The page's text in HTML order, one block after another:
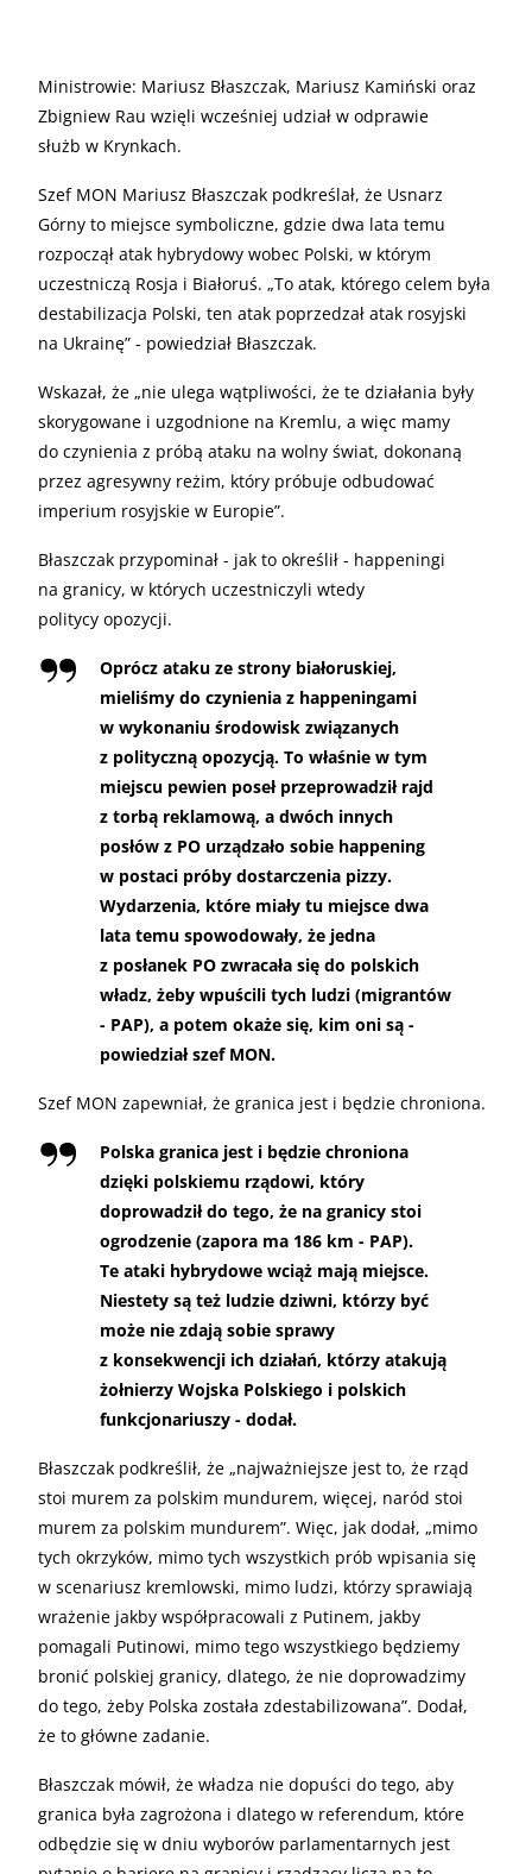
Ministrowie: Mariusz Błaszczak, Mariusz Kamiński oraz
Zbigniew Rau wzięli wcześniej udział w odprawie
służb w Krynkach.
Szef MON Mariusz Błaszczak podkreślał, że Usnarz
Górny to miejsce symboliczne, gdzie dwa lata temu
rozpoczął atak hybrydowy wobec Polski, w którym
uczestniczą Rosja i Białoruś. „To atak, którego celem była
destabilizacja Polski, ten atak poprzedzał atak rosyjski
na Ukrainę” - powiedział Błaszczak.
Wskazał, że „nie ulega wątpliwości, że te działania były
skorygowane i uzgodnione na Kremlu, a więc mamy
do czynienia z próbą ataku na wolny świat, dokonaną
przez agresywny reżim, który próbuje odbudować
imperium rosyjskie w Europie”.
Błaszczak przypominał - jak to określił - happeningi
na granicy, w których uczestniczyli wtedy
politycy opozycji.
Oprócz ataku ze strony białoruskiej,
mieliśmy do czynienia z happeningami
w wykonaniu środowisk związanych
z polityczną opozycją. To właśnie w tym
miejscu pewien poseł przeprowadził rajd
z torbą reklamową, a dwóch innych
posłów z PO urządzało sobie happening
w postaci próby dostarczenia pizzy.
Wydarzenia, które miały tu miejsce dwa
lata temu spowodowały, że jedna
z posłanek PO zwracała się do polskich
władz, żeby wpuścili tych ludzi (migrantów
- PAP), a potem okaże się, kim oni są -
powiedział szef MON.
Szef MON zapewniał, że granica jest i będzie chroniona.
Polska granica jest i będzie chroniona
dzięki polskiemu rządowi, który
doprowadził do tego, że na granicy stoi
ogrodzenie (zapora ma 186 km - PAP).
Te ataki hybrydowe wciąż mają miejsce.
Niestety są też ludzie dziwni, którzy być
może nie zdają sobie sprawy
z konsekwencji ich działań, którzy atakują
żołnierzy Wojska Polskiego i polskich
funkcjonariuszy - dodał.
Błaszczak podkreślił, że „najważniejsze jest to, że rząd
stoi murem za polskim mundurem, więcej, naród stoi
murem za polskim mundurem”. Więc, jak dodał, „mimo
tych okrzyków, mimo tych wszystkich prób wpisania się
w scenariusz kremlowski, mimo ludzi, którzy sprawiają
wrażenie jakby współpracowali z Putinem, jakby
pomagali Putinowi, mimo tego wszystkiego będziemy
bronić polskiej granicy, dlatego, że nie doprowadzimy
do tego, żeby Polska została zdestabilizowana”. Dodał,
że to główne zadanie.
Błaszczak mówił, że władza nie dopuści do tego, aby
granica była zagrożona i dlatego w referendum, które
odbędzie się w dniu wyborów parlamentarnych jest